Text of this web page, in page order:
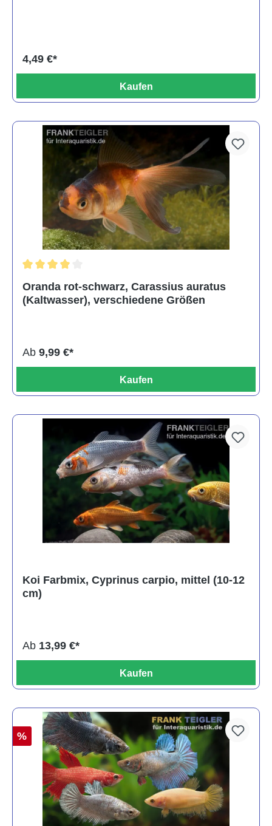
4,49 €*
Kaufen
Oranda rot-schwarz, Carassius auratus
(Kaltwasser), verschiedene Größen
Ab 9,99 €*
Kaufen
Koi Farbmix, Cyprinus carpio, mittel (10-12
cm)
Ab 13,99 €*
Kaufen
%